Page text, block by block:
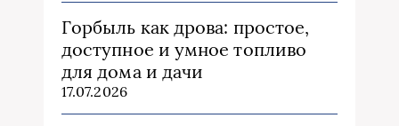
Горбыль как дрова: простое,
доступное и умное топливо
для дома и дачи
17.07.2026